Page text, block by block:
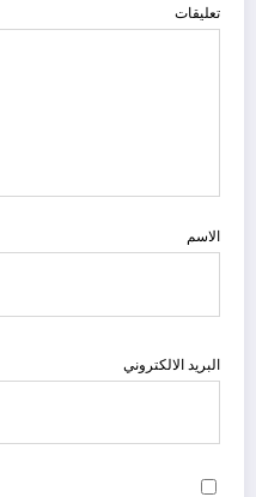
تعليقات
الاسم
البريد الالكتروني